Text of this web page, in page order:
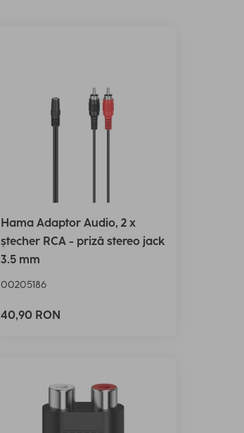
Hama Adaptor Audio, 2 x
ștecher RCA - priză stereo jack
3.5 mm
00205186
40,90 RON